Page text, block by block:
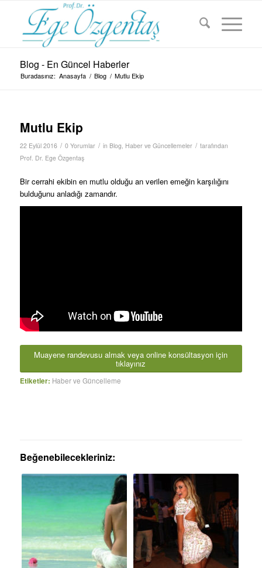
Blog - En Güncel Haberler
Buradasınız: Anasayfa / Blog / Mutlu Ekip
Mutlu Ekip
22 Eylül 2016 / 0 Yorumlar / in Blog, Haber ve Güncellemeler / tarafından
Prof. Dr. Ege Özgentaş
Bir cerrahi ekibin en mutlu olduğu an verilen emeğin karşılığını
bulduğunu anladığı zamandır.
Muayene randevusu almak veya online konsültasyon için
tıklayınız
Etiketler: Haber ve Güncelleme
Beğenebilecekleriniz: